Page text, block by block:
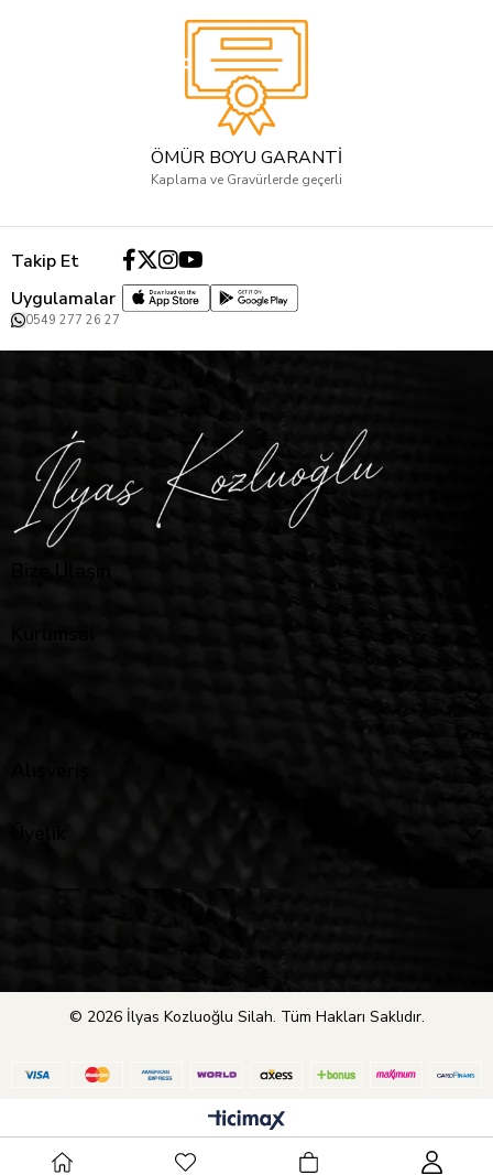
ÖMÜR BOYU GARANTİ
Kaplama ve Gravürlerde geçerli
Takip Et
Uygulamalar
0549 277 26 27
© 2026 İlyas Kozluoğlu Silah. Tüm Hakları Saklıdır.